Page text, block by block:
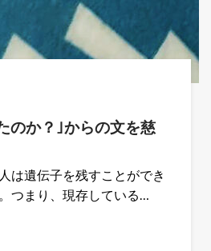
のか？｣からの文を慈
は遺伝子を残すことができ
つまり、現存している…